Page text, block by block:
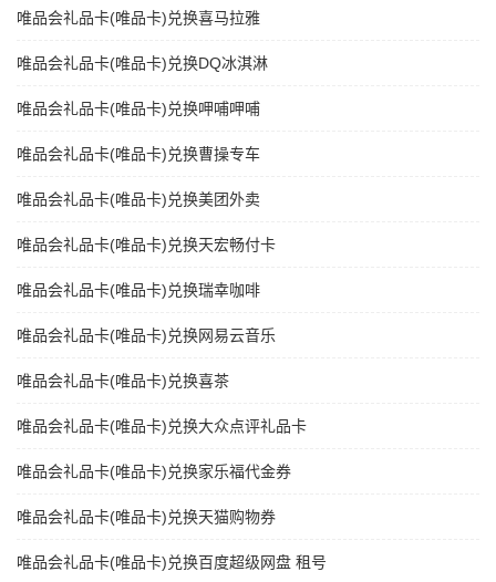
唯品会礼品卡(唯品卡)兑换喜马拉雅
唯品会礼品卡(唯品卡)兑换DQ冰淇淋
唯品会礼品卡(唯品卡)兑换呷哺呷哺
唯品会礼品卡(唯品卡)兑换曹操专车
唯品会礼品卡(唯品卡)兑换美团外卖
唯品会礼品卡(唯品卡)兑换天宏畅付卡
唯品会礼品卡(唯品卡)兑换瑞幸咖啡
唯品会礼品卡(唯品卡)兑换网易云音乐
唯品会礼品卡(唯品卡)兑换喜茶
唯品会礼品卡(唯品卡)兑换大众点评礼品卡
唯品会礼品卡(唯品卡)兑换家乐福代金券
唯品会礼品卡(唯品卡)兑换天猫购物券
唯品会礼品卡(唯品卡)兑换百度超级网盘 租号